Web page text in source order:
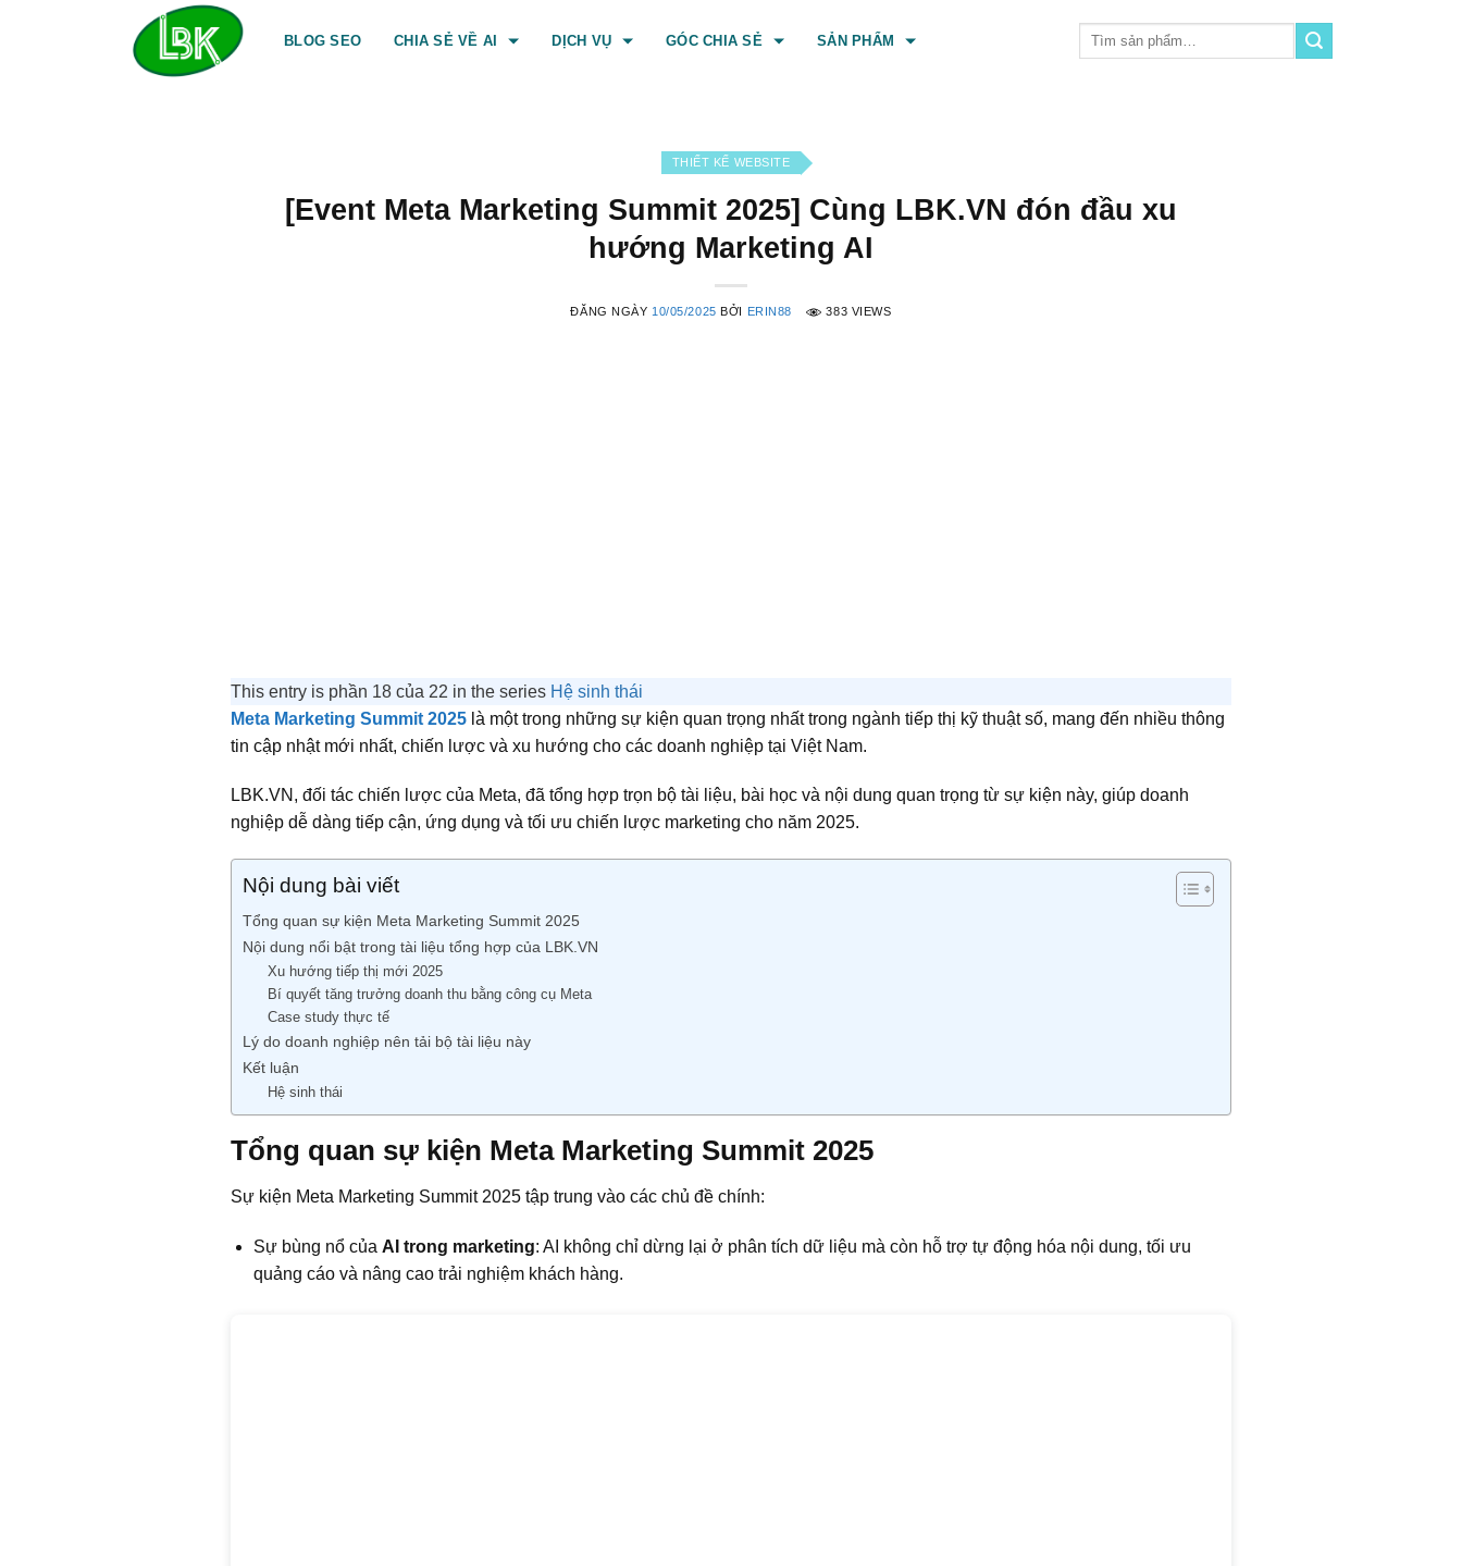
BLOG SEO CHIA SẺ VỀ AI DỊCH VỤ GÓC CHIA SẺ SẢN PHẨM
Tìm
THIẾT KẾ WEBSITE
[Event Meta Marketing Summit 2025] Cùng LBK.VN đón đầu xu
hướng Marketing AI
ĐĂNG NGÀY 10/05/2025 BỞI ERIN88 383 VIEWS
This entry is phần 18 của 22 in the series Hệ sinh thái
Meta Marketing Summit 2025 là một trong những sự kiện quan trọng nhất trong ngành tiếp thị kỹ thuật số, mang đến nhiều thông
tin cập nhật mới nhất, chiến lược và xu hướng cho các doanh nghiệp tại Việt Nam.
LBK.VN, đối tác chiến lược của Meta, đã tổng hợp trọn bộ tài liệu, bài học và nội dung quan trọng từ sự kiện này, giúp doanh
nghiệp dễ dàng tiếp cận, ứng dụng và tối ưu chiến lược marketing cho năm 2025.
Nội dung bài viết
Tổng quan sự kiện Meta Marketing Summit 2025
Nội dung nổi bật trong tài liệu tổng hợp của LBK.VN
Xu hướng tiếp thị mới 2025
Bí quyết tăng trưởng doanh thu bằng công cụ Meta
Case study thực tế
Lý do doanh nghiệp nên tải bộ tài liệu này
Kết luận
Hệ sinh thái
Tổng quan sự kiện Meta Marketing Summit 2025
Sự kiện Meta Marketing Summit 2025 tập trung vào các chủ đề chính:
Sự bùng nổ của AI trong marketing: AI không chỉ dừng lại ở phân tích dữ liệu mà còn hỗ trợ tự động hóa nội dung, tối ưu
quảng cáo và nâng cao trải nghiệm khách hàng.